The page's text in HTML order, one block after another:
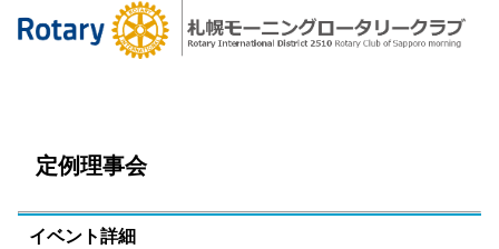
定例理事会
イベント詳細